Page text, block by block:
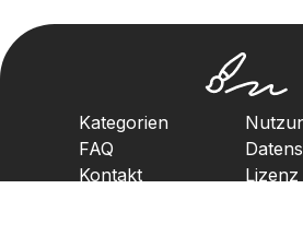
Kategorien
FAQ
Kontakt
Lizenz